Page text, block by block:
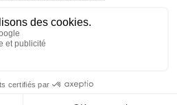
©Sud Radio / Pierre Olivier